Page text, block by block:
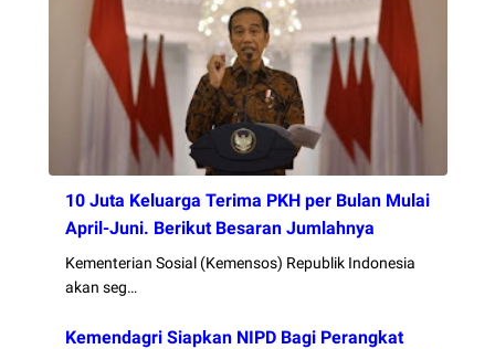
10 Juta Keluarga Terima PKH per Bulan Mulai
April-Juni. Berikut Besaran Jumlahnya
Kementerian Sosial (Kemensos) Republik Indonesia
akan seg…
Kemendagri Siapkan NIPD Bagi Perangkat